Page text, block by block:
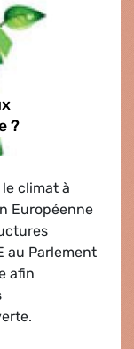
?
climat à
Européenne
au Parlement
afin